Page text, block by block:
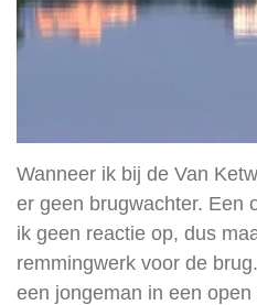
Wanneer ik bij de Van
er geen brugwachter. Een
ik geen reactie op, dus
remmingwerk voor de
een jongeman in een